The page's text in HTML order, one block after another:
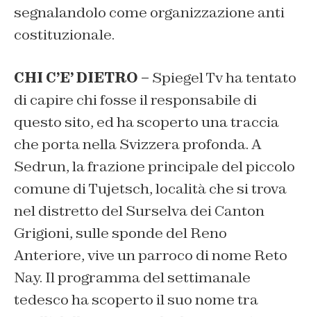
segnalandolo come organizzazione anti
costituzionale.
CHI C’E’ DIETRO – Spiegel Tv ha tentato
di capire chi fosse il responsabile di
questo sito, ed ha scoperto una traccia
che porta nella Svizzera profonda. A
Sedrun, la frazione principale del piccolo
comune di Tujetsch, località che si trova
nel distretto del Surselva dei Canton
Grigioni, sulle sponde del Reno
Anteriore, vive un parroco di nome Reto
Nay. Il programma del settimanale
tedesco ha scoperto il suo nome tra